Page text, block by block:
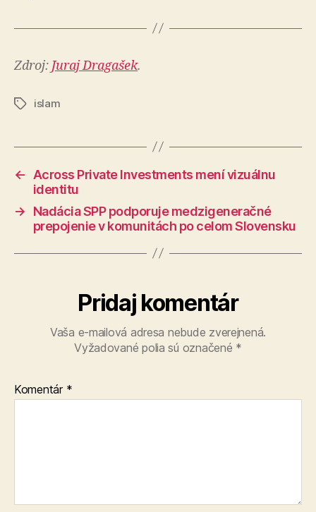
Zdroj: Juraj Dragašek.
Značky
islam
←
Across Private Investments mení vizuálnu
identitu
→
Nadácia SPP podporuje medzigeneračné
prepojenie v komunitách po celom Slovensku
Pridaj komentár
Vaša e-mailová adresa nebude zverejnená.
Vyžadované polia sú označené *
Komentár *